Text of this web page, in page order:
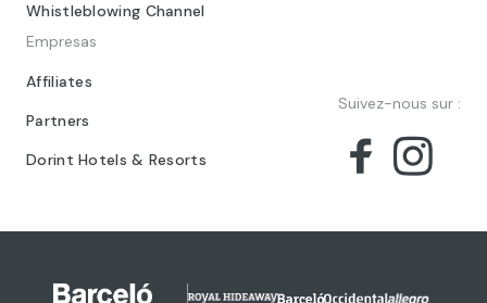
Whistleblowing Channel
Empresas
Affiliates
Partners
Dorint Hotels & Resorts
Suivez-nous sur :